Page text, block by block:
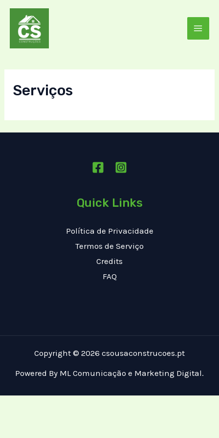
Skip
content
Serviços
Quick Links
Política de Privacidade
Termos de Serviço
Credits
FAQ
Copyright © 2026 csousaconstrucoes.pt
Powered By ML Comunicação e Marketing Digital.